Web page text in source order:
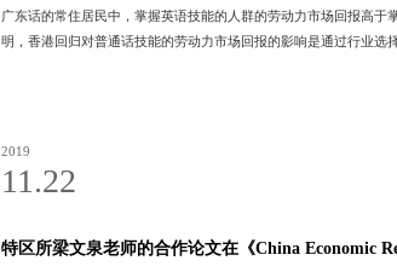
广东话的常住居民中，掌握英语技能的人群的劳动力市场回报高
明，香港回归对普通话技能的劳动力市场回报的影响是通过行业
2019
11.22
特区所梁文泉老师的合作论文在《China Economic